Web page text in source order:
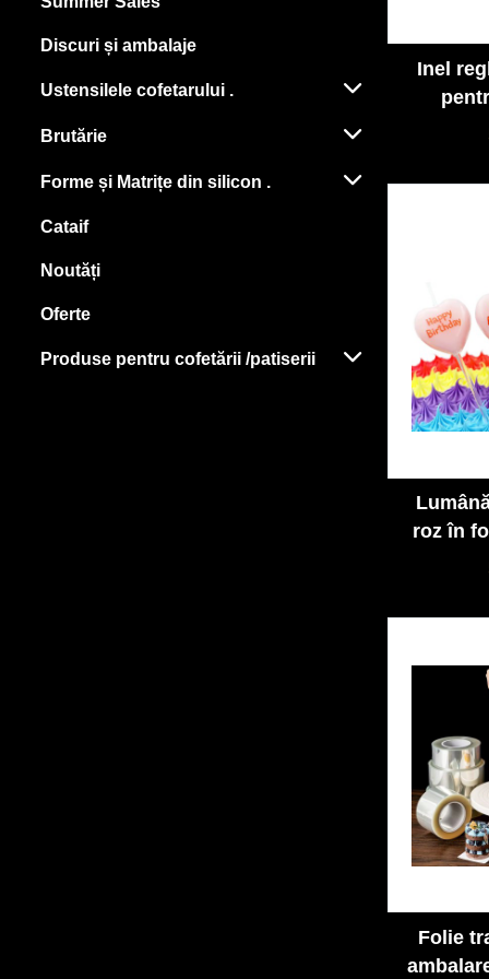
Discuri și ambalaje
Ustensilele cofetarului .
Brutărie
Forme și Matrițe din silicon .
Cataif
Noutăți
Oferte
Produse pentru cofetării /patiserii
Inel
roz în
–
Folie transparentă –